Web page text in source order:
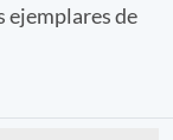
ejemplares de